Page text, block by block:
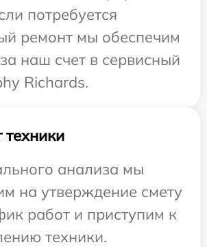
потребуется
ремонт мы обеспечим
наш счет в сервисный
Richards.
техники
анализа мы
на утверждение смету
работ и приступим к
техники.